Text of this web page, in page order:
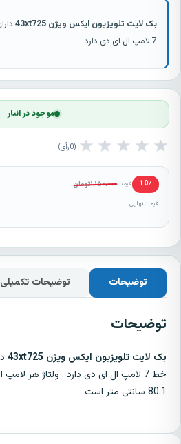
موجود در انبار
★ ★ ★ ★ ★
0رأی
10٪ قیمت۱.۱۵۰.۰۰۰تومان
قیمت نهایی
بک لایت تلویزیون ایکس ویژن 43xt725
7 لامپ ال ای دی دارد
توضیحات توضیحات تکمیلی
توضیحات
بک لایت تلویزیون ایکس ویژن 43xt725
80.1 سانتی متر است .